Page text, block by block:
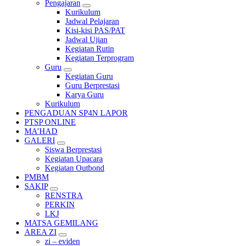
Pengajaran
Kurikulum
Jadwal Pelajaran
Kisi-kisi PAS/PAT
Jadwal Ujian
Kegiatan Rutin
Kegiatan Terprogram
Guru
Kegiatan Guru
Guru Berprestasi
Karya Guru
Kurikulum
PENGADUAN SP4N LAPOR
PTSP ONLINE
MA’HAD
GALERI
Siswa Berprestasi
Kegiatan Upacara
Kegiatan Outbond
PMBM
SAKIP
RENSTRA
PERKIN
LKJ
MATSA GEMILANG
AREA ZI
zi – eviden